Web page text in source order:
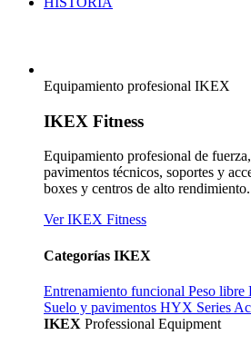
Equipamiento profesional IKEX
IKEX Fitness
Equipamiento profesional de
pavimentos técnicos, soportes y
boxes y centros de alto rendimiento.
Ver IKEX Fitness
Categorías IKEX
Entrenamiento funcional Peso libre
Suelo y pavimentos HYX Series
IKEX Professional Equipment